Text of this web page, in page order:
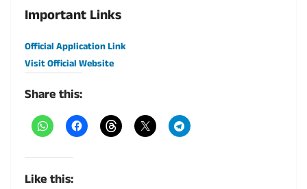
Important Links
Official Application Link
Visit Official Website
Share this:
Like this: